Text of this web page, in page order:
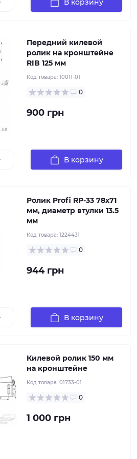
Передний килевой
ролик на кронштейне
RIB 125 мм
Код товара: 10011-01
0
900 грн
В корзину
мм, диаметр втулки 13.5 мм из
устанавливается на прицепах,
моторные лодки и
Гладкий и чрезвычайно
надежно удерживает лодку,
и днище от механических
тип роликов рекомендуется
Ролик Profi RP-33 78х71
мм, диаметр втулки 13.5
мм
Код товара: 1224431
0
944 грн
В корзину
Килевой ролик 150 мм
на кронштейне
Код товара: 01733-01
0
1 000 грн
мм, диаметр втулки 12.5 мм
устанавливается на
тяжелые моторные
яхты и предназначен для
средства и